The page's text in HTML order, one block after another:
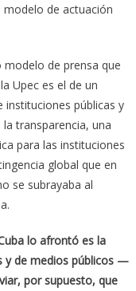
modelo de actuación
de prensa que
Upec es el de un
públicas y
transparencia, una
para las instituciones
global que en
se subrayaba al
lo afrontó es la
y de medios públicos —
por supuesto, que